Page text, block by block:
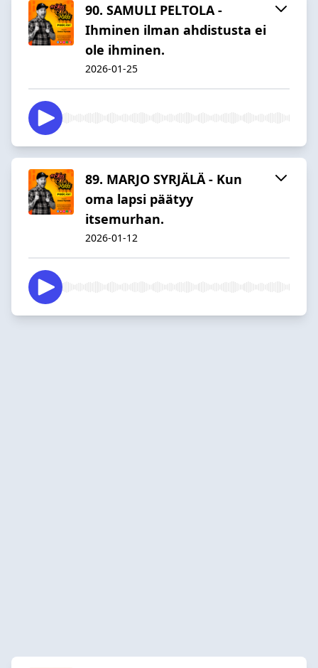
90. SAMULI PELTOLA -
Ihminen ilman ahdistusta ei
ole ihminen.
2026-01-25
89. MARJO SYRJÄLÄ - Kun
oma lapsi päätyy
itsemurhan.
2026-01-12